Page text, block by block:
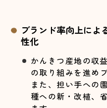
ブランド率向上によ
性化
かんきつ産地の収
の取り組みを進め
また、担い手への
種への新・改植、